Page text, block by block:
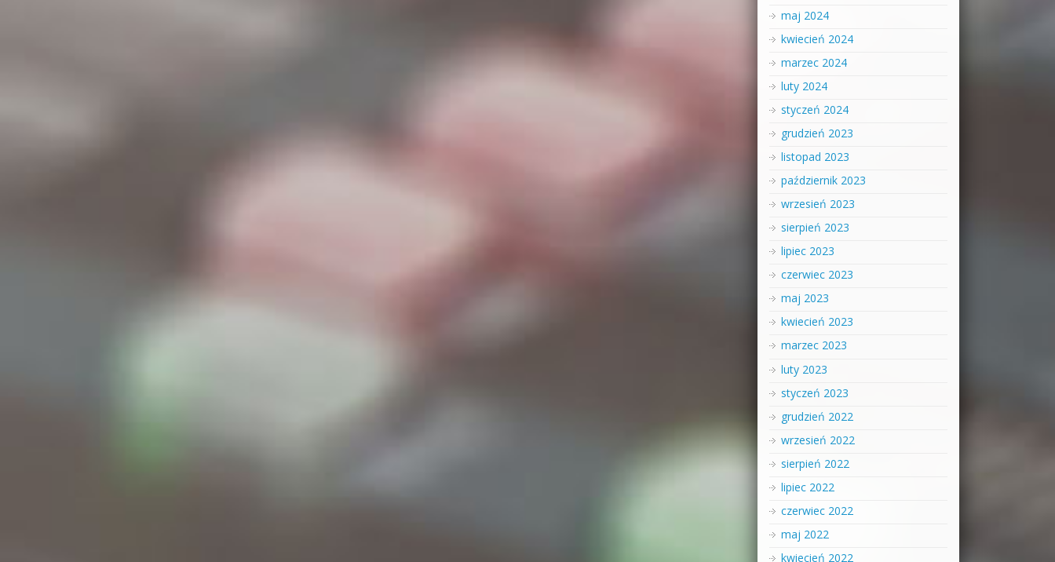
maj 2024
kwiecień 2024
marzec 2024
luty 2024
styczeń 2024
grudzień 2023
listopad 2023
październik 2023
wrzesień 2023
sierpień 2023
lipiec 2023
czerwiec 2023
maj 2023
kwiecień 2023
marzec 2023
luty 2023
styczeń 2023
grudzień 2022
wrzesień 2022
sierpień 2022
lipiec 2022
czerwiec 2022
maj 2022
kwiecień 2022